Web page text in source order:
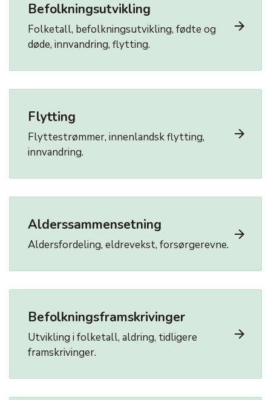
Befolkningsutvikling
Folketall, befolkningsutvikling, fødte og
døde, innvandring, flytting.
arrow_forward
Flytting
Flyttestrømmer, innenlandsk flytting,
innvandring.
arrow_forward
Alderssammensetning
Aldersfordeling, eldrevekst, forsørgerevne.
arrow_forward
Befolkningsframskrivinger
Utvikling i folketall, aldring, tidligere
framskrivinger.
arrow_forward